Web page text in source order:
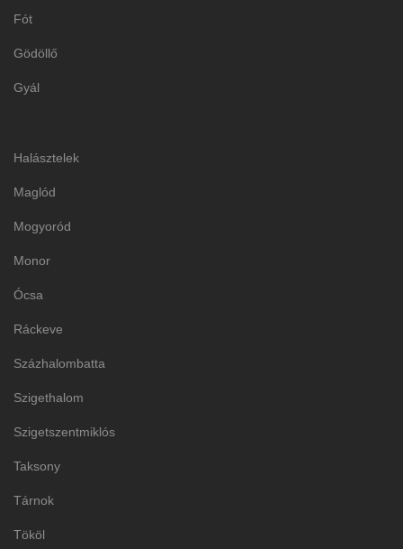
Fót
Gödöllő
Gyál
Halásztelek
Maglód
Mogyoród
Monor
Ócsa
Ráckeve
Százhalombatta
Szigethalom
Szigetszentmiklós
Taksony
Tárnok
Tököl